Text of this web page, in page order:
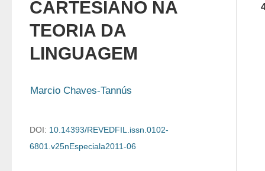
CARTESIANO NA
TEORIA DA
LINGUAGEM
Marcio Chaves-Tannús
DOI: 10.14393/REVEDFIL.issn.0102-
6801.v25nEspeciala2011-06